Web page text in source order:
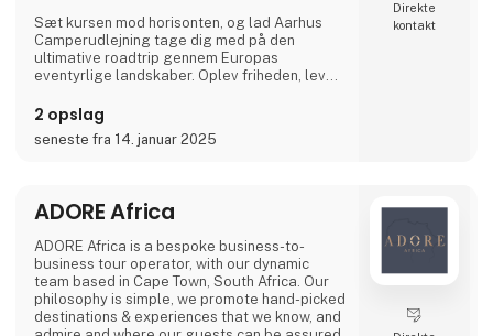
Sæt kursen mod horisonten, og lad Aarhus
Camperudlejning tage dig med på den
ultimative roadtrip gennem Europas
eventyrlige landskaber. Oplev friheden, lev
vejviser til uforglemmelige øjeblikke med
vores autocamper udlejning.
mangfoldige kulturer og smagsoplevelser.
verden: Dit eventyr begynder her.
Hvor går turen h
2 opslag
seneste fra 14. januar 2025
Direkte
kontakt
ADORE Africa
ADORE Africa is a bespoke business-to-
business tour operator, with our dynamic
team based in Cape Town, South Africa. Our
philosophy is simple, we promote hand-picked
destinations & experiences that we know, and